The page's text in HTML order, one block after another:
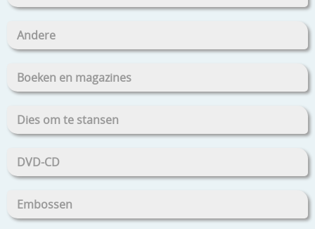
Andere
Boeken en magazines
Dies om te stansen
DVD-CD
Embossen